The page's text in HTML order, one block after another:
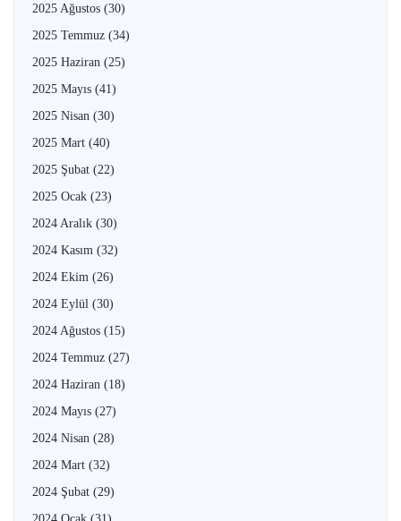
2025 Ağustos (30)
2025 Temmuz (34)
2025 Haziran (25)
2025 Mayıs (41)
2025 Nisan (30)
2025 Mart (40)
2025 Şubat (22)
2025 Ocak (23)
2024 Aralık (30)
2024 Kasım (32)
2024 Ekim (26)
2024 Eylül (30)
2024 Ağustos (15)
2024 Temmuz (27)
2024 Haziran (18)
2024 Mayıs (27)
2024 Nisan (28)
2024 Mart (32)
2024 Şubat (29)